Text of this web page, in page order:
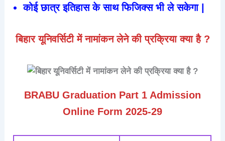
कोई छात्र इतिहास के साथ फिजिक्स भी ले सकेगा |
बिहार यूनिवर्सिटी में नामांकन लेने की प्रक्रिया क्या है ?
BRABU Graduation Part 1 Admission
Online Form 2025-29